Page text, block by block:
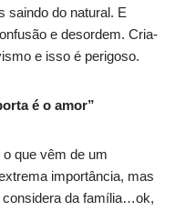
saindo do natural. E
e desordem. Cria-
e isso é perigoso.
é o amor”
que vêm de um
importância, mas
considera da família…ok,